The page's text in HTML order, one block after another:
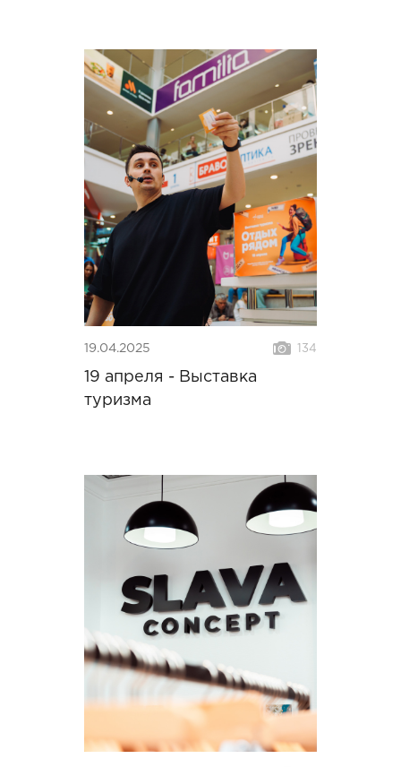
19.04.2025 134
19 апреля - Выставка
туризма